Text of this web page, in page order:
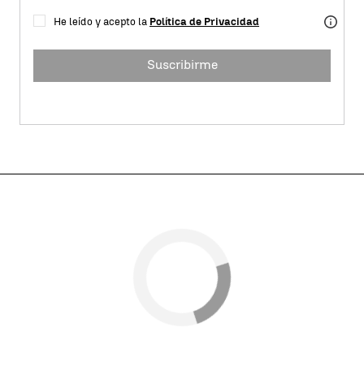
He leído y acepto la Política de Privacidad
Suscribirme